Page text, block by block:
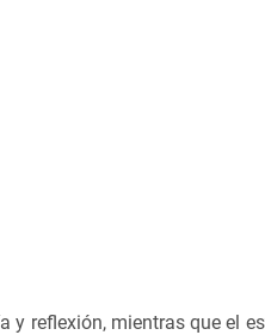
y reflexión, mientras que el